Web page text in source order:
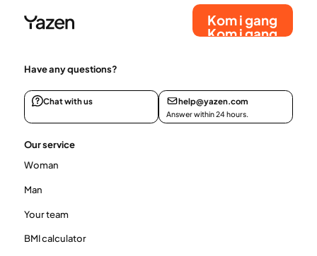
Kom i gang
Kom i gang
Have any questions?
Chat with us help@yazen.com
Answer within 24 hours.
Our service
Woman
Man
Your team
BMI calculator